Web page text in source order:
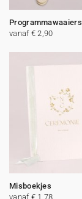
Programmawaaiers
vanaf € 2,90
Misboekjes
vanaf € 1,78